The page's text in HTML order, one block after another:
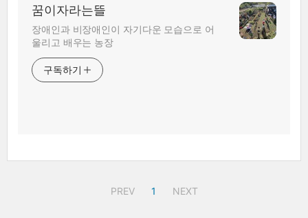
꿈이자라는뜰
장애인과 비장애인이 자기다운 모습으로 어
울리고 배우는 농장
구독하기
PREV 1 NEXT